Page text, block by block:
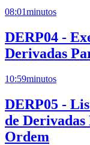
08:01minutos
DERP04 -
Derivadas
10:59minutos
DERP05 -
de
Ordem